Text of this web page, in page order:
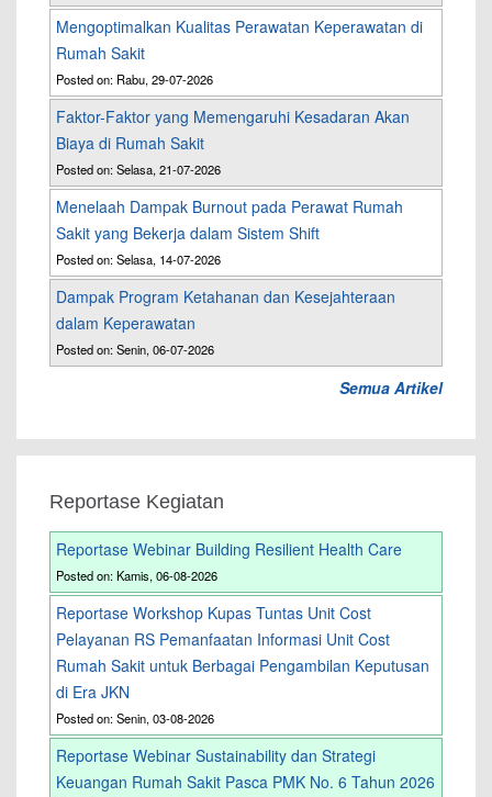
Mengoptimalkan Kualitas Perawatan Keperawatan di
Rumah Sakit
Posted on: Rabu, 29-07-2026
Faktor-Faktor yang Memengaruhi Kesadaran Akan
Biaya di Rumah Sakit
Posted on: Selasa, 21-07-2026
Menelaah Dampak Burnout pada Perawat Rumah
Sakit yang Bekerja dalam Sistem Shift
Posted on: Selasa, 14-07-2026
Dampak Program Ketahanan dan Kesejahteraan
dalam Keperawatan
Posted on: Senin, 06-07-2026
Semua Artikel
Reportase Kegiatan
Reportase Webinar Building Resilient Health Care
Posted on: Kamis, 06-08-2026
Reportase Workshop Kupas Tuntas Unit Cost
Pelayanan RS Pemanfaatan Informasi Unit Cost
Rumah Sakit untuk Berbagai Pengambilan Keputusan
di Era JKN
Posted on: Senin, 03-08-2026
Reportase Webinar Sustainability dan Strategi
Keuangan Rumah Sakit Pasca PMK No. 6 Tahun 2026